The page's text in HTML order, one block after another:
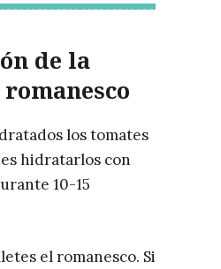
de la
los tomates
hidratarlos con
10-15
el romanesco. Si